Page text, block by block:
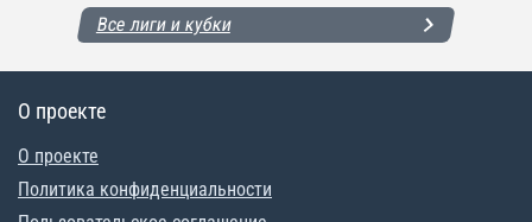
Все лиги и кубки
О проекте
О проекте
Политика конфиденциальности